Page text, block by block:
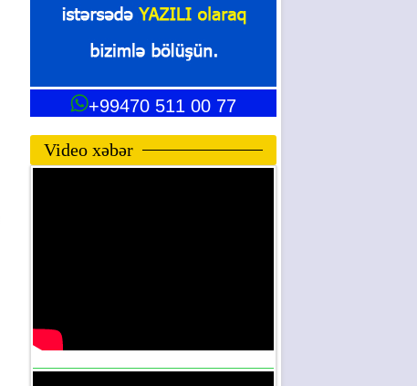
+99470 511 00 77
Video xəbər